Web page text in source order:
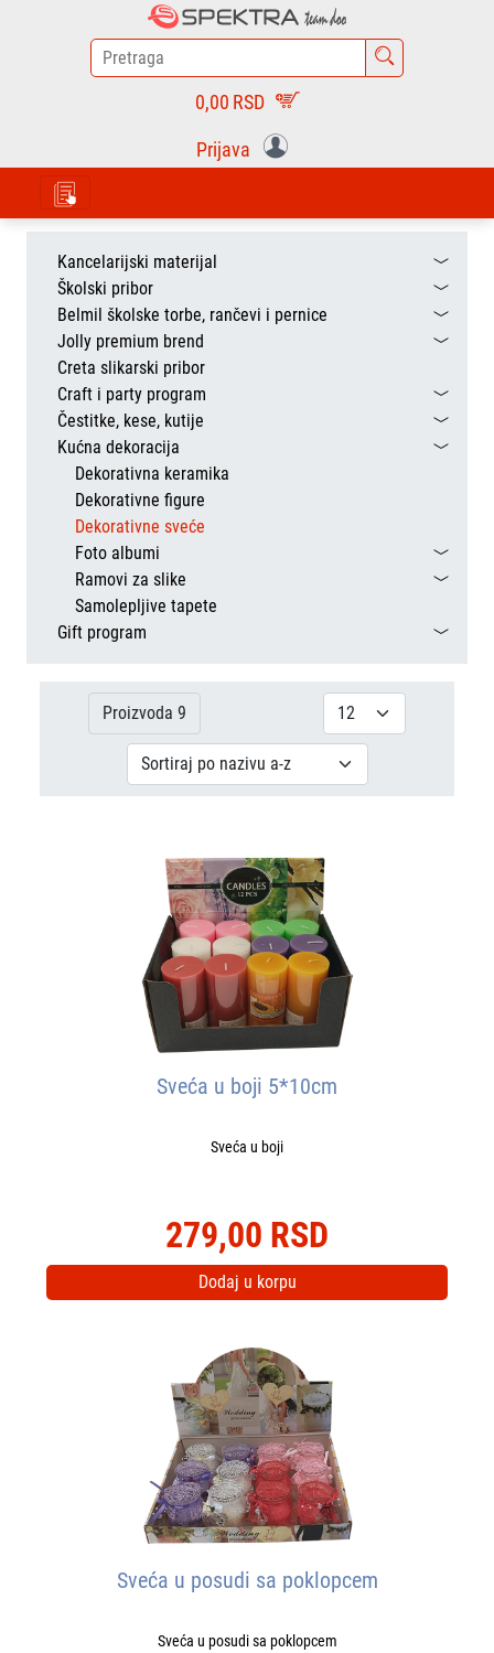
0,00 RSD
Prijava
Kancelarijski materijal
Školski pribor
Belmil školske torbe, rančevi i pernice
Jolly premium brend
Creta slikarski pribor
Craft i party program
Čestitke, kese, kutije
Kućna dekoracija
Dekorativna keramika
Dekorativne figure
Dekorativne sveće
Foto albumi
Ramovi za slike
Samolepljive tapete
Gift program
Proizvoda 9
Sveća u boji 5*10cm
Sveća u boji
279,00 RSD
Dodaj u korpu
Sveća u posudi sa poklopcem
Sveća u posudi sa poklopcem